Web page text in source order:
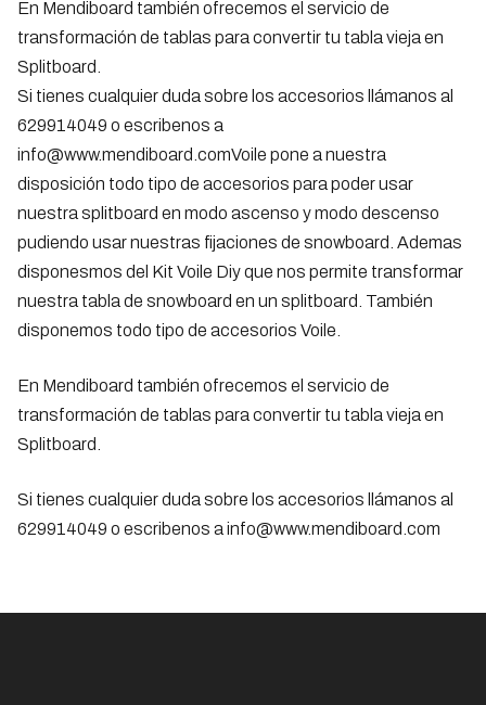
En Mendiboard también ofrecemos el servicio de
transformación de tablas para convertir tu tabla vieja en
Splitboard.
Si tienes cualquier duda sobre los accesorios llámanos al
629914049 o escribenos a
info@www.mendiboard.comVoile pone a nuestra
disposición todo tipo de accesorios para poder usar
nuestra splitboard en modo ascenso y modo descenso
pudiendo usar nuestras fijaciones de snowboard. Ademas
disponesmos del Kit Voile Diy que nos permite transformar
nuestra tabla de snowboard en un splitboard. También
disponemos todo tipo de accesorios Voile.
En Mendiboard también ofrecemos el servicio de
transformación de tablas para convertir tu tabla vieja en
Splitboard.
Si tienes cualquier duda sobre los accesorios llámanos al
629914049 o escribenos a info@www.mendiboard.com